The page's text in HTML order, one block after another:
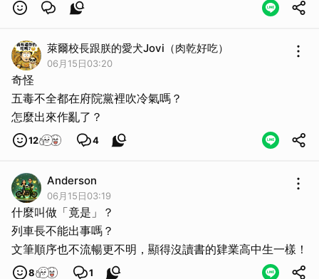
萊爾校長跟朕的愛犬Jovi（肉乾好吃）
06月15日03:20
奇怪
五毒不全都在府院黨裡吹冷氣嗎？
怎麼出來作亂了？
12 4
Anderson
06月15日03:19
什麼叫做「竟是」？
列車長不能出事嗎？
文筆順序也不流暢更不明，顯得沒讀書的肄業高中生一樣！
8 1